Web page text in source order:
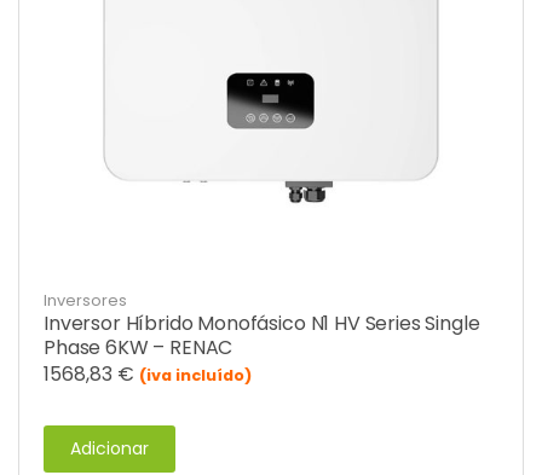
Inversores
Inversor Híbrido Monofásico N1 HV Series Single
Phase 6KW – RENAC
1568,83 € (iva incluído)
Adicionar